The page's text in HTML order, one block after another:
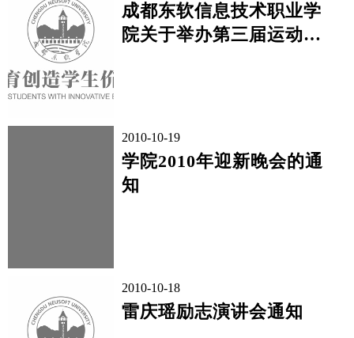
成都东软信息技术职业学
院关于举办第三届运动会
2010-10-19
学院2010年迎新晚会的通
知
2010-10-18
雷庆瑶励志演讲会通知